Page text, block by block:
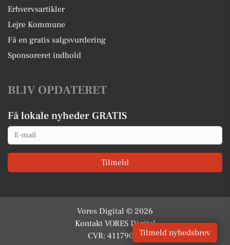
Erhvervsartikler
Lejre Kommune
Få en gratis salgsvurdering
Sponsoreret indhold
BLIV OPDATERET
Få lokale nyheder GRATIS
Email
Tilmeld
Vores Digital © 2026
Kontakt VORES Digital
CVR: 41179082Tilmeld nyhedsbrev